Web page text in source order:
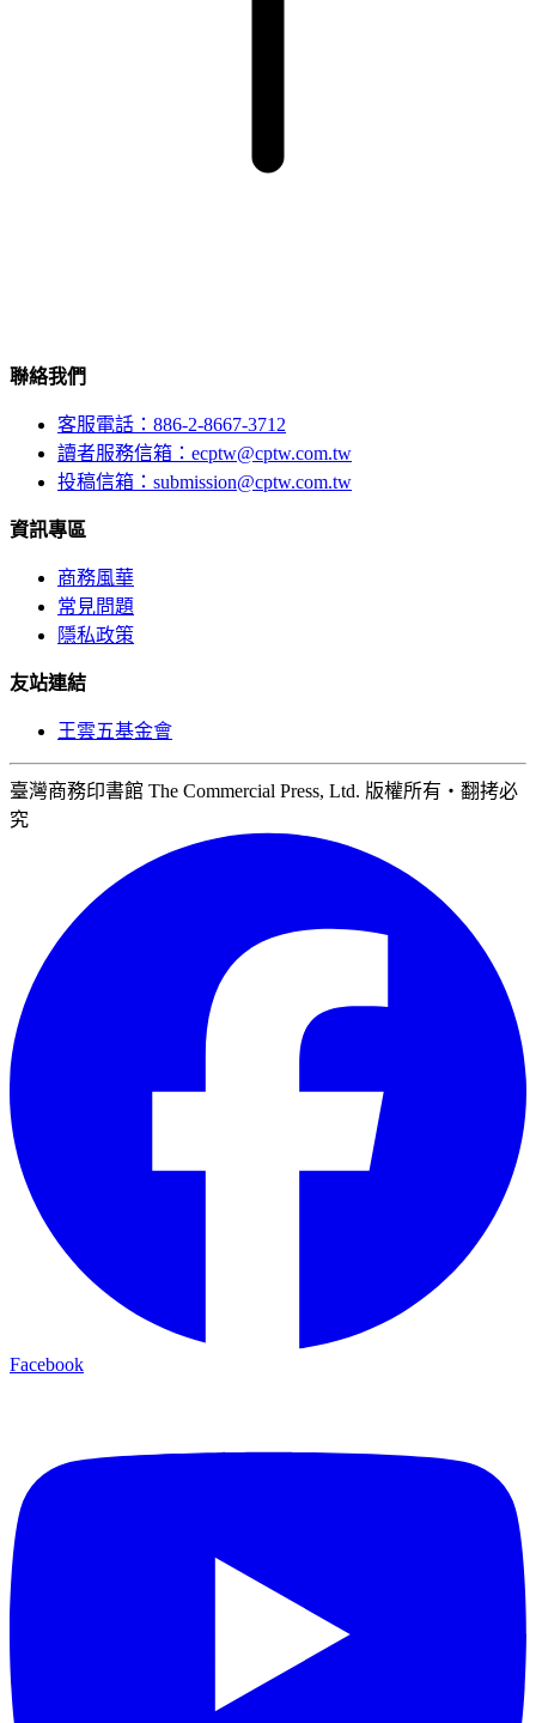
聯絡我們
客服電話：886-2-8667-3712
讀者服務信箱：ecptw@cptw.com.tw
投稿信箱： submission@cptw.com.tw
資訊專區
商務風華
常見問題
隱私政策
友站連結
王雲五基金會
臺灣商務印書館 The Commercial Press, Ltd. 版權所有‧翻拷必
究
Facebook